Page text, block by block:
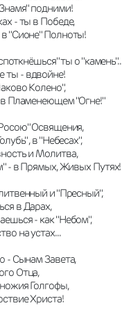
подними!
- ты в Победе,
"Сионе" Полноты!
ты о "камень"..
- вдвойне!
Колено",
Пламенеющем "Огне!"
Освящения,
, в "Небесах",
и Молитва,
- в Прямых, Живых Путях!
и "Пресный",
в Дарах,
- как "Небом",
на устах...
- Сынам Завета,
Отца,
Голгофы,
Христа!